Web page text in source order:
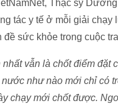
Thạc sỹ
tác y tế ở mỗi giải
đề sức khỏe trong cuộc
vẫn là chốt điểm đặt
nước như nào mới chỉ có
chạy mới chốt được.